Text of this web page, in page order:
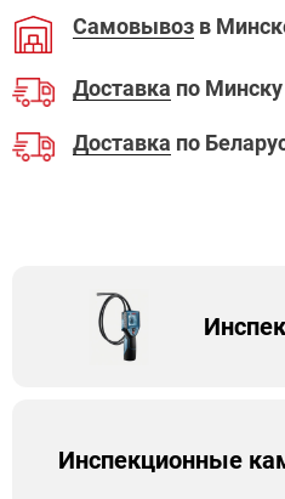
Самовывоз в
Доставка по Минску
Доставка по
Инспекционные